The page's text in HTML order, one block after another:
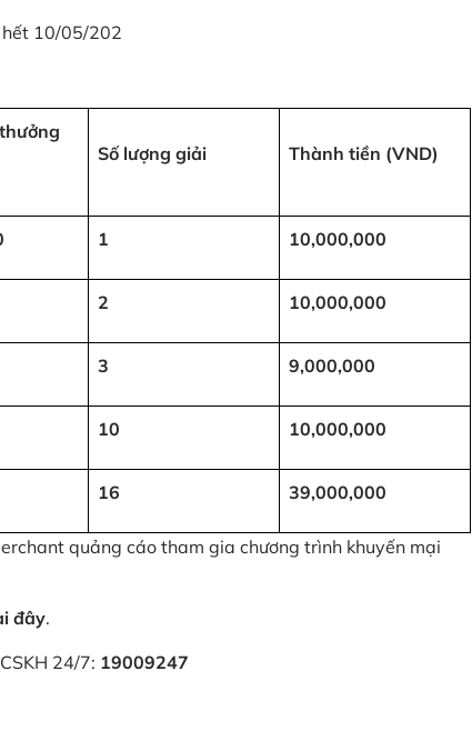
10/05/202
Số lượng giải
Thành tiền (VND)
1 10,000,000
2 10,000,000
3 9,000,000
10 10,000,000
16 39,000,000
quảng cáo tham gia chương trình khuyến mại
đây.
24/7: 19009247